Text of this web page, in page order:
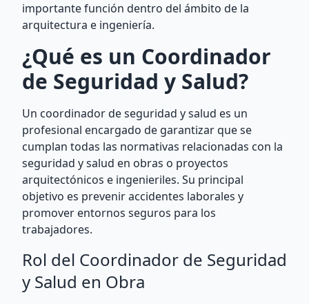
importante función dentro del ámbito de la
arquitectura e ingeniería.
¿Qué es un Coordinador
de Seguridad y Salud?
Un coordinador de seguridad y salud es un
profesional encargado de garantizar que se
cumplan todas las normativas relacionadas con la
seguridad y salud en obras o proyectos
arquitectónicos e ingenieriles. Su principal
objetivo es prevenir accidentes laborales y
promover entornos seguros para los
trabajadores.
Rol del Coordinador de Seguridad
y Salud en Obra